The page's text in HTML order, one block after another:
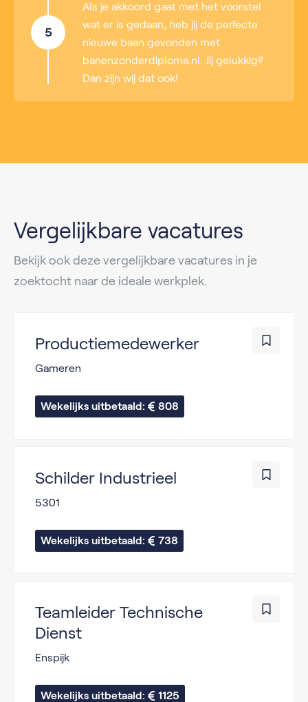
5
Als je akkoord gaat met het voorstel
wat er is gedaan, heb jij de perfecte
nieuwe baan gevonden met
banenzonderdiploma.nl. Jij gelukkig?
Dan zijn wij dat ook!
Vergelijkbare vacatures
Bekijk ook deze vergelijkbare vacatures in je
zoektocht naar de ideale werkplek.
Productiemedewerker
Gameren
Wekelijks uitbetaald: 808
Schilder Industrieel
5301
Wekelijks uitbetaald: 738
Teamleider Technische
Dienst
Enspijk
Wekelijks uitbetaald: 1125